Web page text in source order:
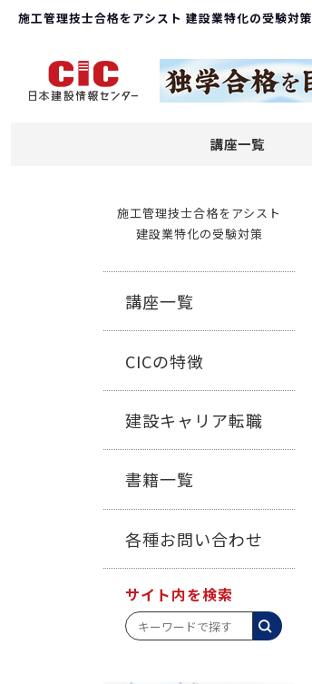
講座一覧
施工管理技士合格をアシスト 建設業特化の受験対策
施工管理技士合格をアシスト
建設業特化の受験対策
講座一覧
CICの特徴
建設キャリア転職
書籍一覧
各種お問い合わせ
サイト内を検索